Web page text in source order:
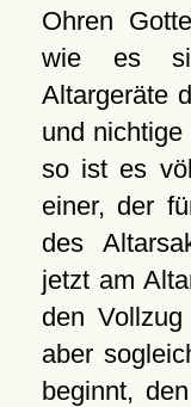
Ohren
wie es
Altargeräte
und
so ist es
einer, der
des
jetzt am
den
aber
beginnt,